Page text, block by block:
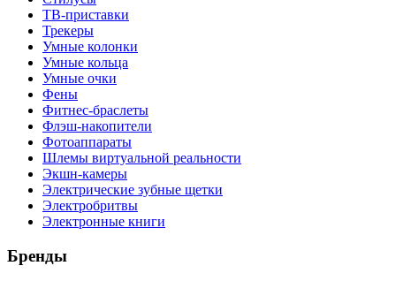
ТВ-приставки
Трекеры
Умные колонки
Умные кольца
Умные очки
Фены
Фитнес-браслеты
Флэш-накопители
Фотоаппараты
Шлемы виртуальной реальности
Экшн-камеры
Электрические зубные щетки
Электробритвы
Электронные книги
Бренды